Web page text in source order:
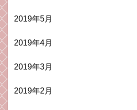
2019年5月
2019年4月
2019年3月
2019年2月